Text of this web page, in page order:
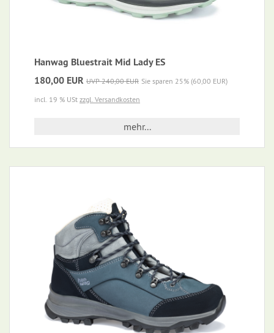
Hanwag Bluestrait Mid Lady ES
180,00 EUR UVP 240,00 EUR Sie sparen 25% (60,00 EUR)
incl. 19 % USt zzgl. Versandkosten
mehr...